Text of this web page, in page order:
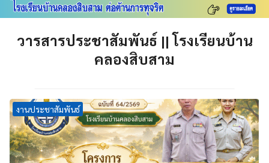
วารสารประชาสัมพันธ์ || โรงเรียนบ้าน
คลองสิบสาม
งานประชาสัมพันธ์